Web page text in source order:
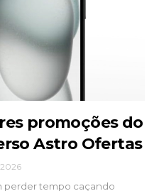
promoções do
Astro Ofertas
perder tempo caçando